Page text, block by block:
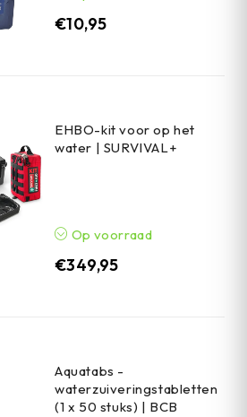
€10,95
EHBO-kit voor op het
water | SURVIVAL+
Op voorraad
€349,95
Aquatabs -
waterzuiveringstabletten
(1 x 50 stuks) | BCB